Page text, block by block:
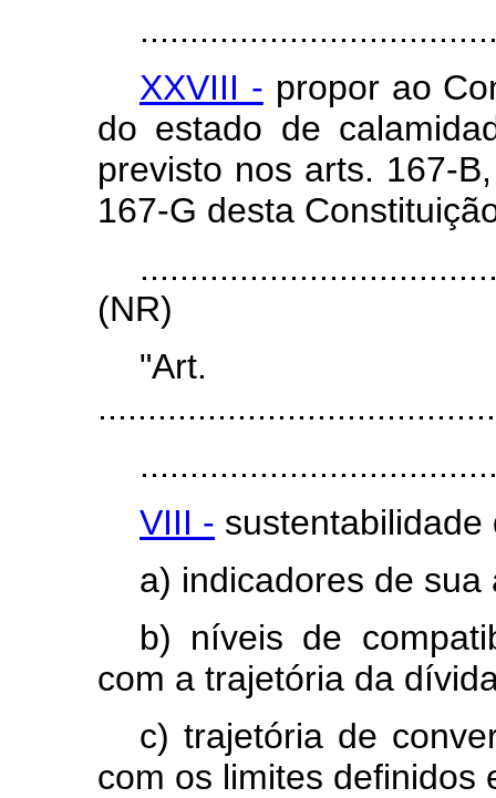
XXVIII - propor ao
do estado de
previsto nos arts. 167-
167-G desta
(NR)
VIII -
a) indicadores de sua
b) níveis de
com a trajetória da
c) trajetória de
com os limites definidos